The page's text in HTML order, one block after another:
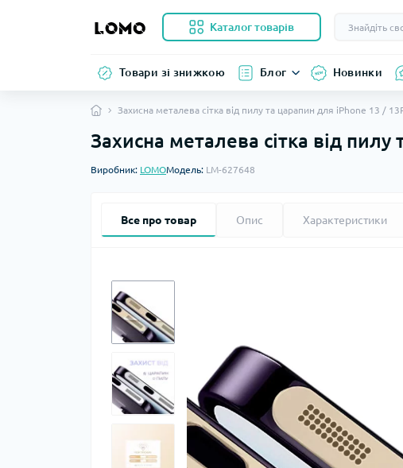
Каталог товарів
Товари зі знижкою Блог Новинки
Захисна металева сітка від пилу та царапин для iPhone 13 /
Захисна металева сітка від
Виробник: LOMOМодель: LM-627648
Все про товар Опис Характеристики